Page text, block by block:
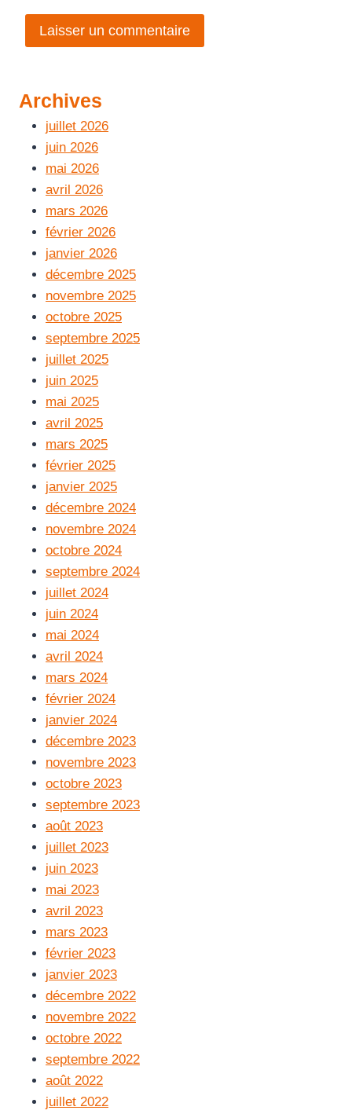
Archives
juillet 2026
juin 2026
mai 2026
avril 2026
mars 2026
février 2026
janvier 2026
décembre 2025
novembre 2025
octobre 2025
septembre 2025
juillet 2025
juin 2025
mai 2025
avril 2025
mars 2025
février 2025
janvier 2025
décembre 2024
novembre 2024
octobre 2024
septembre 2024
juillet 2024
juin 2024
mai 2024
avril 2024
mars 2024
février 2024
janvier 2024
décembre 2023
novembre 2023
octobre 2023
septembre 2023
août 2023
juillet 2023
juin 2023
mai 2023
avril 2023
mars 2023
février 2023
janvier 2023
décembre 2022
novembre 2022
octobre 2022
septembre 2022
août 2022
juillet 2022